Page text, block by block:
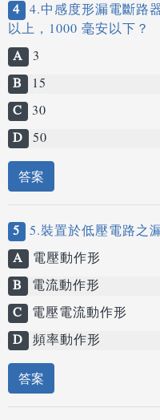
4 4.中感度形漏電斷路
以上，1000 毫安以下？
A 3
B
15
C 30
D 50
答案
5 5.裝置於低壓電路之
A 電壓動作形
B
電流動作形
C 電壓電流動作形
D 頻率動作形
答案